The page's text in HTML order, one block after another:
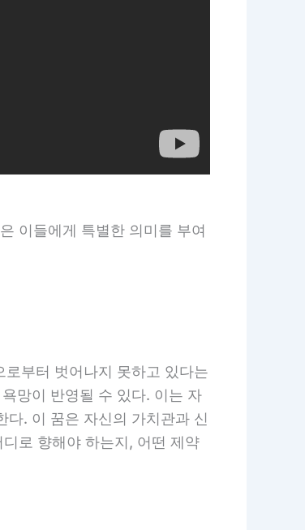
이들에게 특별한 의미를 부여
부터 벗어나지 못하고 있다는
망이 반영될 수 있다. 이는 자
. 이 꿈은 자신의 가치관과 신
로 향해야 하는지, 어떤 제약